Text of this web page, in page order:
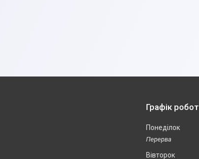
Графік
Понеділок
Вівторок